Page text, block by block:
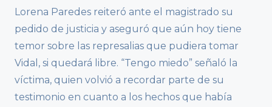
Lorena Paredes reiteró ante el magistrado su
pedido de justicia y aseguró que aún hoy tiene
temor sobre las represalias que pudiera tomar
Vidal, si quedará libre. “Tengo miedo” señaló la
víctima, quien volvió a recordar parte de su
testimonio en cuanto a los hechos que había